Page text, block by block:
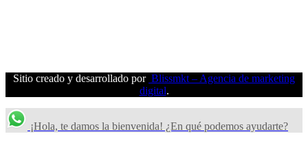
Sitio creado y desarrollado por Blissmkt – Agencia de marketing
digital.
¡Hola, te damos la bienvenida! ¿En qué podemos ayudarte?